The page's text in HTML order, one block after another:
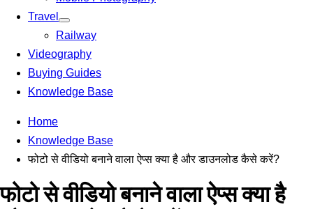
Travel
Railway
Videography
Buying Guides
Knowledge Base
Home
Knowledge Base
फोटो से वीडियो बनाने वाला ऐप्स क्या है और डाउनलोड कैसे करें?
फोटो से वीडियो बनाने वाला ऐप्स क्या है